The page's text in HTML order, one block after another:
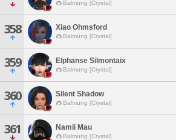
Balmung [Crystal]
358 Xiao Ohmsford
Balmung [Crystal]
359 Elphanse Silmontaix
Balmung [Crystal]
360 Silent Shadow
Balmung [Crystal]
361 Namii Mau
Balmung [Crystal]